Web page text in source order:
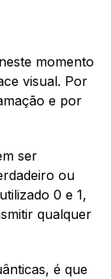
momento
visual. Por
e por
ser
ou
0 e 1,
qualquer
é que